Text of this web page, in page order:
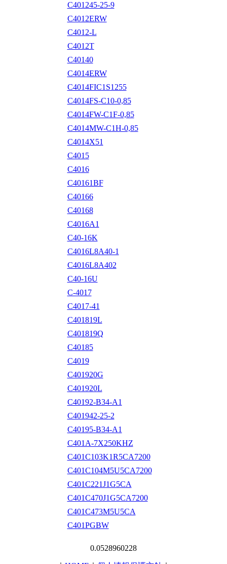
C401245-25-9
C4012ERW
C4012-L
C4012T
C40140
C4014ERW
C4014FIC1S1255
C4014FS-C10-0,85
C4014FW-C1F-0,85
C4014MW-C1H-0,85
C4014X51
C4015
C4016
C40161BF
C40166
C40168
C4016A1
C40-16K
C4016L8A40-1
C4016L8A402
C40-16U
C-4017
C4017-41
C401819L
C401819Q
C40185
C4019
C401920G
C401920L
C40192-B34-A1
C401942-25-2
C40195-B34-A1
C401A-7X250KHZ
C401C103K1R5CA7200
C401C104M5U5CA7200
C401C221J1G5CA
C401C470J1G5CA7200
C401C473M5U5CA
C401PGBW
0.0528960228